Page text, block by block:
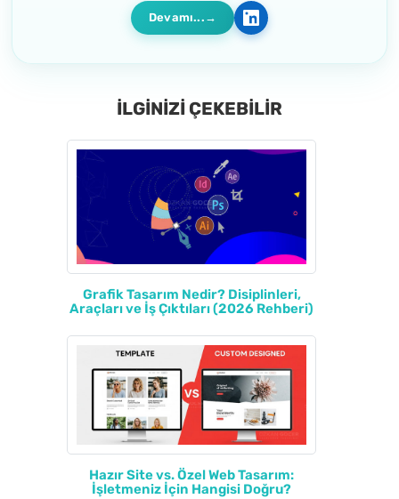
Devamı...
İLGİNİZİ ÇEKEBİLİR
Grafik Tasarım Nedir? Disiplinleri,
Araçları ve İş Çıktıları (2026 Rehberi)
Hazır Site vs. Özel Web Tasarım:
İşletmeniz İçin Hangisi Doğru?